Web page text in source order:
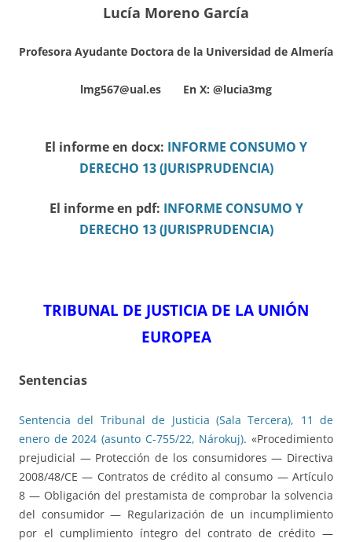
Lucía Moreno García
Profesora Ayudante Doctora de la Universidad de Almería
lmg567@ual.es En X: @lucia3mg
El informe en docx: INFORME CONSUMO Y
DERECHO 13 (JURISPRUDENCIA)
El informe en pdf: INFORME CONSUMO Y
DERECHO 13 (JURISPRUDENCIA)
TRIBUNAL DE JUSTICIA DE LA UNIÓN
EUROPEA
Sentencias
Sentencia del Tribunal de Justicia (Sala Tercera), 11 de
enero de 2024 (asunto C-755/22, Nárokuj). «Procedimiento
prejudicial — Protección de los consumidores — Directiva
2008/48/CE — Contratos de crédito al consumo — Artículo
8 — Obligación del prestamista de comprobar la solvencia
del consumidor — Regularización de un incumplimiento
por el cumplimiento íntegro del contrato de crédito —